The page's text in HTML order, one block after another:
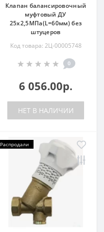
Клапан балансировочный
муфтовый ДУ
25х2,5МПа(L=60мм) без
штуцеров
Код товара: 2Ц-00005748
0
6 056.00р.
НЕТ В НАЛИЧИИ
Распродали